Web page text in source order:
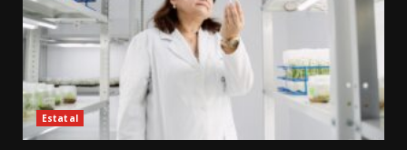
Estatal